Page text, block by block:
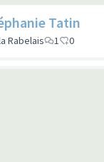
Tatin
Rabelais
1 0